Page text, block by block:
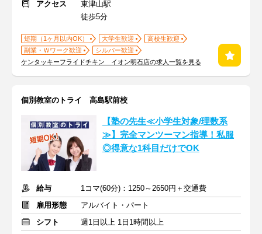
アクセス
東津山駅
徒歩5分
短期（1ヶ月以内OK） 大学生歓迎
高校生歓迎
副業・Ｗワーク歓迎
シルバー歓迎
ケンタッキーフライドチキン イオン明石店の求人一覧を見る
個別教室のトライ 高島駅前校
【塾の先生≪小学生対象/理数系
≫】完全マンツーマン指導！私服
◎得意な1科目だけでOK
給与
1コマ(60分)：1250～2650円＋交通費
雇用形態
アルバイト・パート
シフト
週1日以上 1日1時間以上